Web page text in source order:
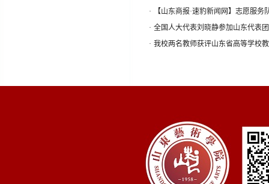
·
【山东商报·速豹新闻网】志愿服务
· 全国人大代表刘晓静参加山东代表
· 我校两名教师获评山东省高等学校